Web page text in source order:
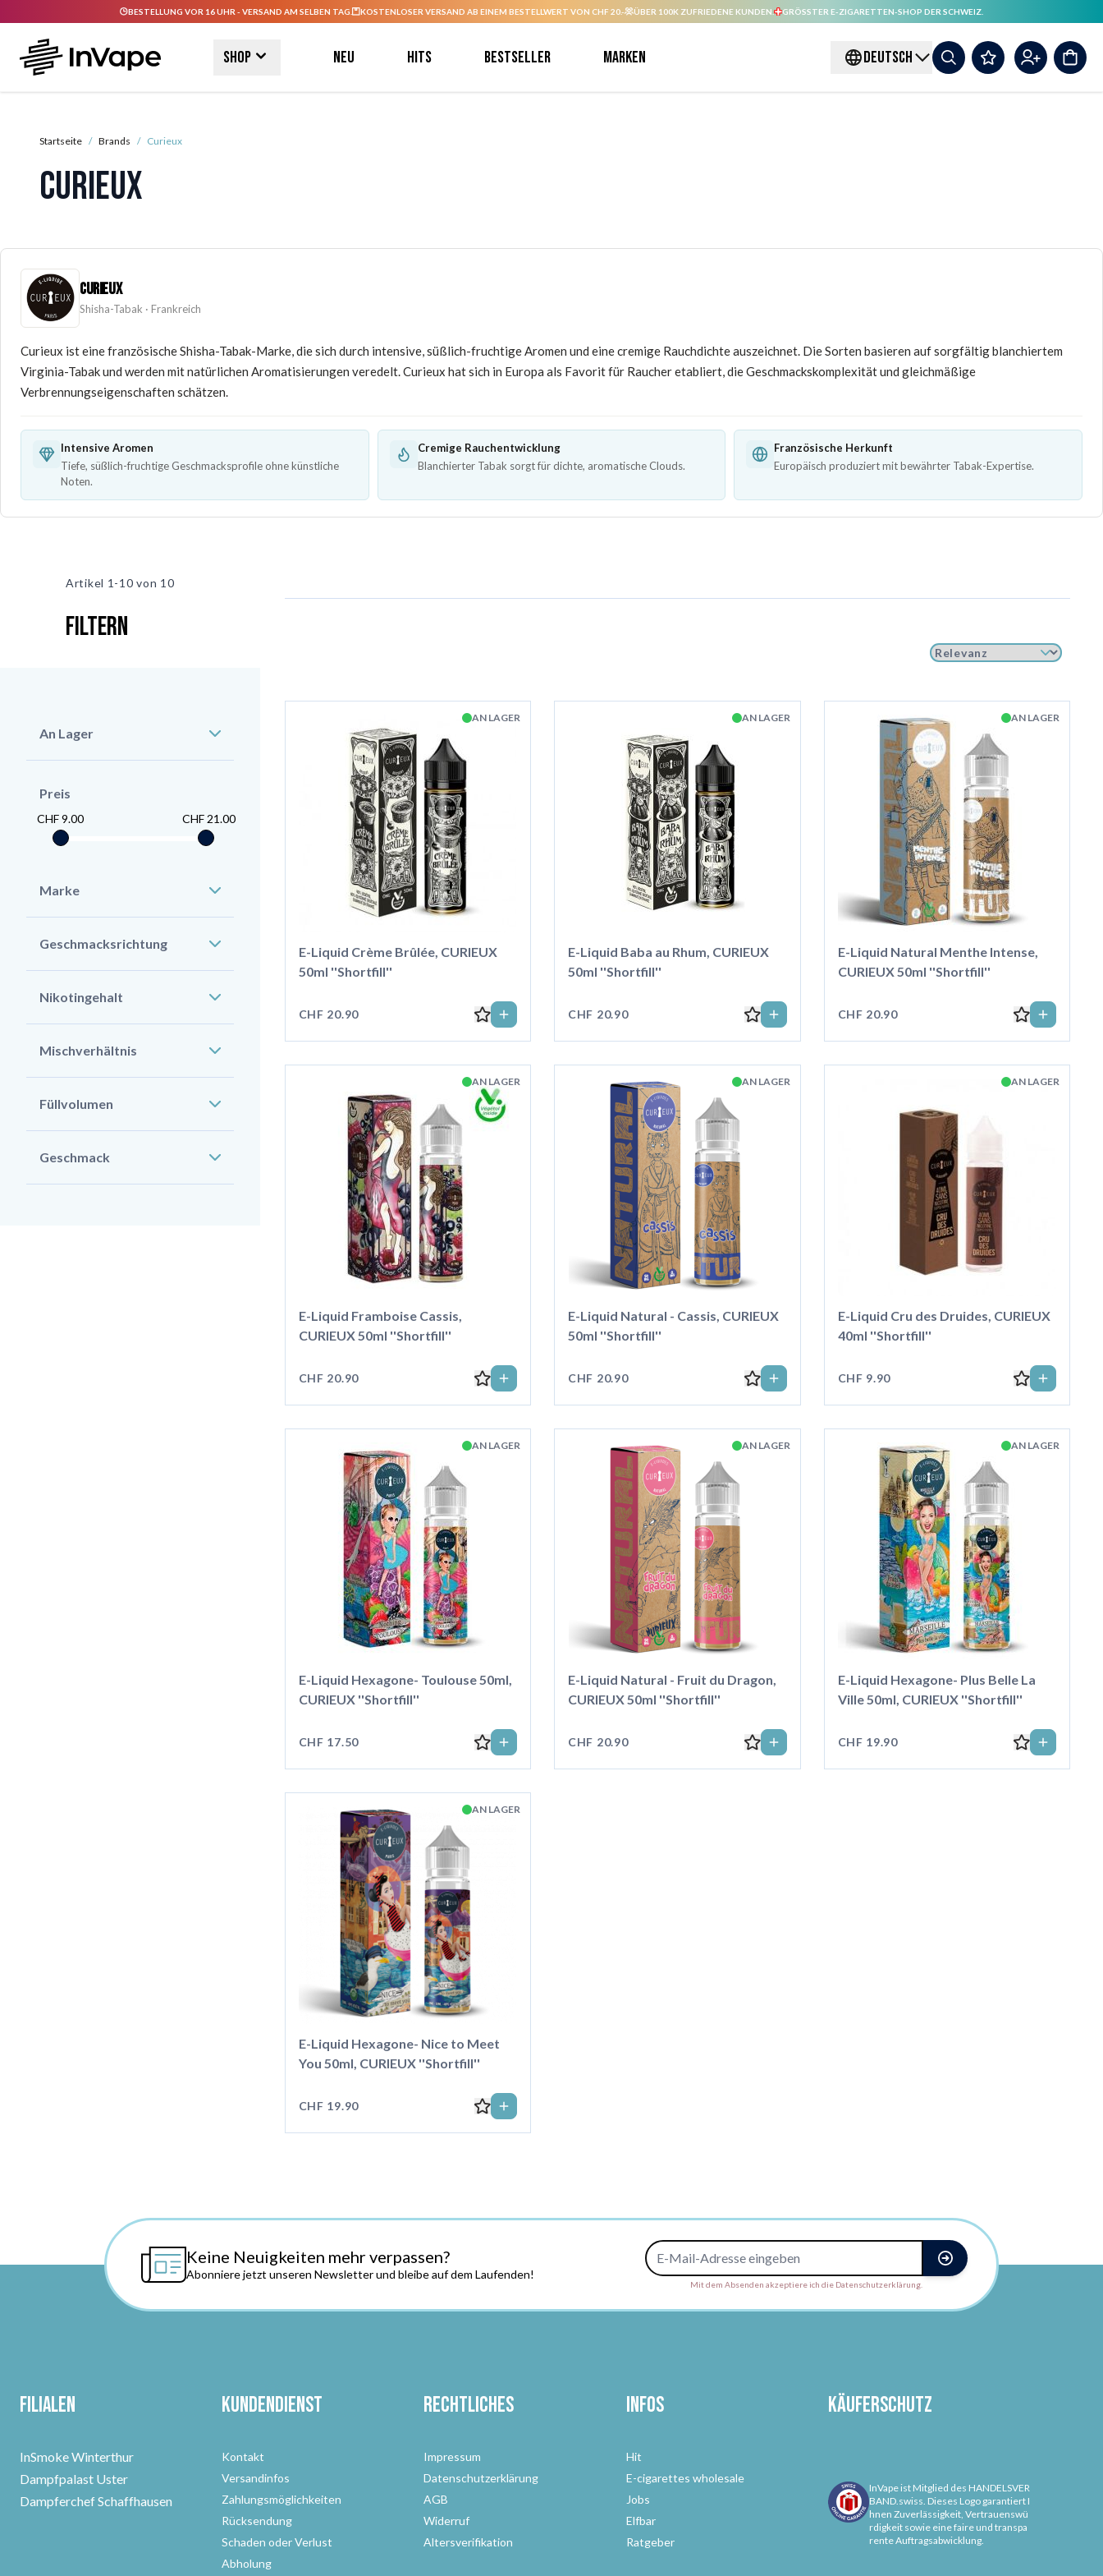
BESTELLUNG VOR 16 UHR - VERSAND AM SELBEN TAG. KOSTENLOSER VERSAND AB EINEM BESTELLWERT VON CHF 20.- ÜBER 100K ZUFRIEDENE KUNDEN. GRÖSSTER E-ZIGARETTEN-SHOP DER SCHWEIZ.
Shop Neu Hits Bestseller Marken DEUTSCH
Startseite / Brands / Curieux
Curieux
CURIEUX
Shisha-Tabak · Frankreich
Curieux ist eine französische Shisha-Tabak-Marke, die sich durch intensive, süßlich-fruchtige Aromen und eine cremige Rauchdichte auszeichnet. Die Sorten basieren auf sorgfältig blanchiertem
Virginia-Tabak und werden mit natürlichen Aromatisierungen veredelt. Curieux hat sich in Europa als Favorit für Raucher etabliert, die Geschmackskomplexität und gleichmäßige
Verbrennungseigenschaften schätzen.
Intensive Aromen
Tiefe, süßlich-fruchtige Geschmacksprofile ohne künstliche
Noten.
Cremige Rauchentwicklung
Blanchierter Tabak sorgt für dichte, aromatische Clouds.
Französische Herkunft
Europäisch produziert mit bewährter Tabak-Expertise.
Artikel 1-10 von 10
Filtern
An Lager
Preis
CHF 9.00 CHF 21.00
Marke
Geschmacksrichtung
Nikotingehalt
Mischverhältnis
Füllvolumen
Geschmack
AN LAGER
E-Liquid Crème Brûlée, CURIEUX
50ml ''Shortfill''
CHF 20.90
AN LAGER
E-Liquid Baba au Rhum, CURIEUX
50ml ''Shortfill''
CHF 20.90
AN LAGER
E-Liquid Natural Menthe Intense,
CURIEUX 50ml ''Shortfill''
CHF 20.90
AN LAGER
E-Liquid Framboise Cassis,
CURIEUX 50ml ''Shortfill''
CHF 20.90
AN LAGER
E-Liquid Natural - Cassis, CURIEUX
50ml ''Shortfill''
CHF 20.90
AN LAGER
E-Liquid Cru des Druides, CURIEUX
40ml ''Shortfill''
CHF 9.90
AN LAGER
E-Liquid Hexagone- Toulouse 50ml,
CURIEUX ''Shortfill''
CHF 17.50
AN LAGER
E-Liquid Natural - Fruit du Dragon,
CURIEUX 50ml ''Shortfill''
CHF 20.90
AN LAGER
E-Liquid Hexagone- Plus Belle La
Ville 50ml, CURIEUX ''Shortfill''
CHF 19.90
AN LAGER
E-Liquid Hexagone- Nice to Meet
You 50ml, CURIEUX ''Shortfill''
CHF 19.90
Keine Neuigkeiten mehr verpassen?
Abonniere jetzt unseren Newsletter und bleibe auf dem Laufenden!
E-Mail-Adresse
Mit dem Absenden akzeptiere ich die Datenschutzerklärung.
Filialen
InSmoke Winterthur
Dampfpalast Uster
Dampferchef Schaffhausen
Kundendienst
Kontakt
Versandinfos
Zahlungsmöglichkeiten
Rücksendung
Schaden oder Verlust
Abholung
Rechtliches
Impressum
Datenschutzerklärung
AGB
Widerruf
Altersverifikation
Infos
Hit
E-cigarettes wholesale
Jobs
Elfbar
Ratgeber
Käuferschutz
InVape ist Mitglied des HANDELSVER
BAND.swiss. Dieses Logo garantiert I
hnen Zuverlässigkeit, Vertrauenswü
rdigkeit sowie eine faire und transpa
rente Auftragsabwicklung.